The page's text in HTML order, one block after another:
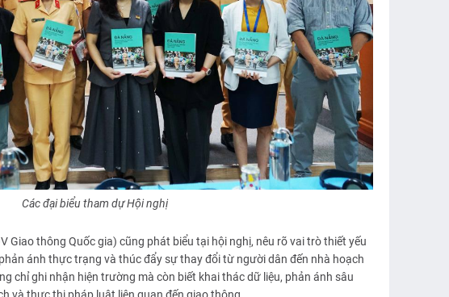
Các đại biểu tham dự Hội nghị
Giao thông Quốc gia) cũng phát biểu tại hội nghị, nêu rõ vai trò thiết yếu
ánh thực trạng và thúc đẩy sự thay đổi từ người dân đến nhà hoạch
chỉ ghi nhận hiện trường mà còn biết khai thác dữ liệu, phản ánh sâu